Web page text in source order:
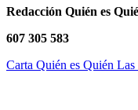
Redacción Quién es
607 305 583
Carta Quién es Quién